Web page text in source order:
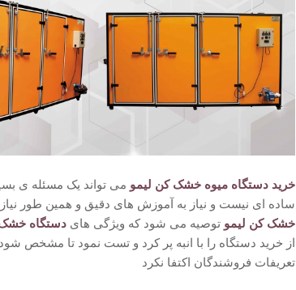
خرید دستگاه میوه خشک کن لیمو می تواند یک مسئله ی
ساده ای نیست و نیاز به آموزش های دقیق و همین طور
خشک کن لیموتوصیه می شود که ویژگی هایدستگاه
از خرید دستگاه را با انبه پر کرد و تست نمود تا مشخص
تعریفات فروشندگان اکتفا نکرد